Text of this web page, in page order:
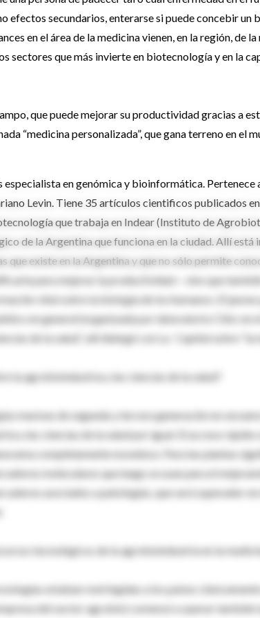
efectos secundarios, enterarse si puede concebir un
en el área de la medicina vienen, en la región, de
sectores que más invierte en biotecnología y en la
que puede mejorar su productividad gracias a
“medicina personalizada”, que gana terreno en el
especialista en genómica y bioinformática. Pertenece
Levin. Tiene 35 artículos cientificos publicados
que trabaja en Indear (Instituto de
de la Argentina que funciona en la ciudad. Allí
que existe en la Argentina y que no sólo permite
para mejorar la productividad— sino que
vital sobre la biología de los humanos. El jueves
en general (organizada por laboratorio Cibic en el
de la salud”, allí dialogó con La Capital sobre “la
la agrobioindustria y las ciencias de la salud?
masivas de segunda y tercera generación en
y las ciencias de la salud por igual. El acceso rápido
completamente novedoso. Para las plantas
moleculares que luego se usan para el
asociados a patologías, que será superador
tecnológicos de la agrobioindustria en la
estaban restringidas a los países
del sector agrobio) comenzó a operar